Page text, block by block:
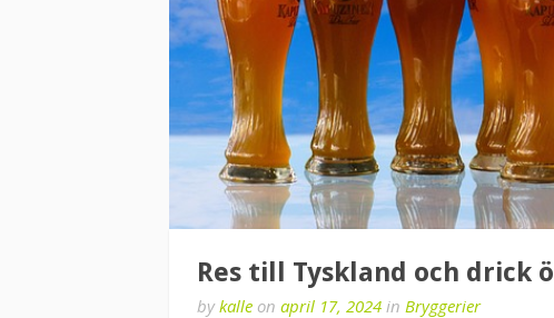
Res till Tyskland och drick öl
bykalle on april 17, 2024 in Bryggerier